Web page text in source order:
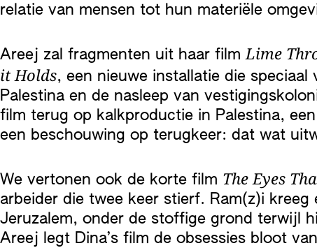
relatie van mensen tot hun materiële
Areej zal fragmenten uit haar filmLime
it Holds, een nieuwe installatie die
Palestina en de nasleep van
film terug op kalkproductie in Palestina,
een beschouwing op terugkeer: dat wat
We vertonen ook de korte film The Eyes
arbeider die twee keer stierf. Ram(z)i
Jeruzalem, onder de stoffige grond terwijl
Areej legt Dina’s film de obsessies bloot